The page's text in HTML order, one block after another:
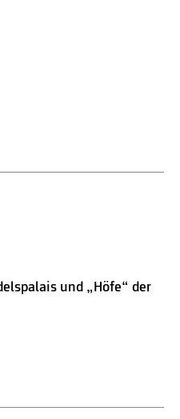
und „Höfe“ der